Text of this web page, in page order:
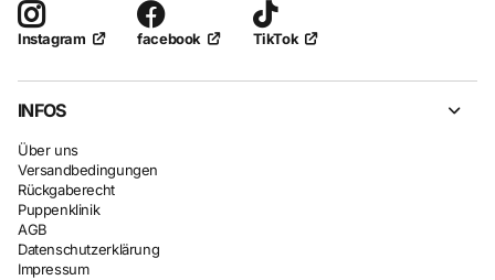
Instagram facebook TikTok
INFOS
Über uns
Versandbedingungen
Rückgaberecht
Puppenklinik
AGB
Datenschutzerklärung
Impressum